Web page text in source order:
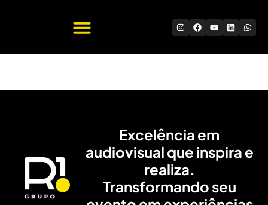
Excelência em
audiovisual que inspira e
realiza.
Transformando seu